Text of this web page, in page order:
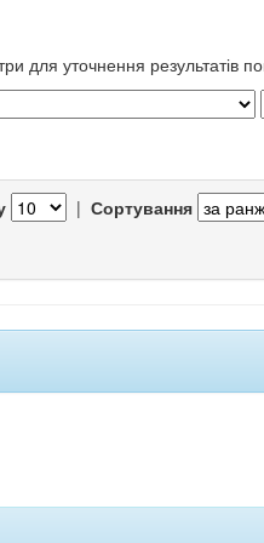
для уточнення результатів
| Сортування